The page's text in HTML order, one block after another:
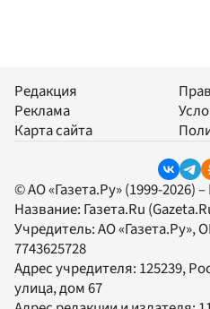
Редакция
Реклама
Карта сайта
© АО «Газета.Ру» (1999-2026)
Название: Газета.Ru
Учредитель:АО «Газета.Ру»,
7743625728
Адрес учредителя: 125239,
улица, дом 67